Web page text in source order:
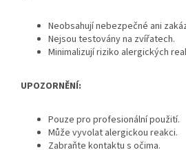
Neobsahují nebezpečné ani
Nejsou testovány na zvířatech.
Minimalizují riziko alergických
UPOZORNĚNÍ:
Pouze pro profesionální použití.
Může vyvolat alergickou reakci.
Zabraňte kontaktu s očima.